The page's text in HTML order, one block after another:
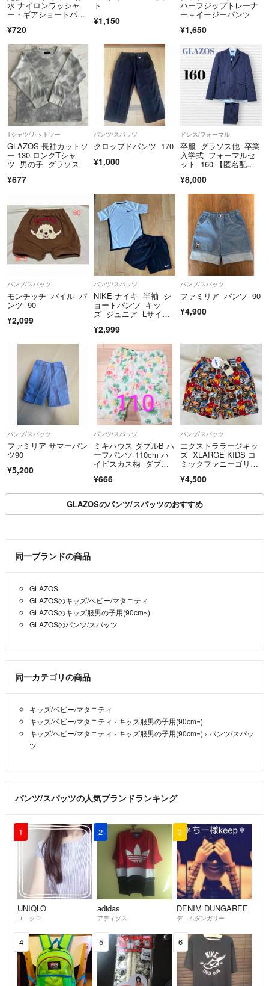
水 ナイロンワッシャ
ー・ギアショートパン
¥720
ト
¥1,150
ハーフジップトレーナ
ー＋イージーパンツ
¥1,650
Tシャツ/カットソー
GLAZOS 長袖カットソ
ー 130 ロングTシャ
ツ 男の子 グラソス
¥677
パンツ/スパッツ
クロップドパンツ 170
¥1,000
ドレス/フォーマル
卒服 グラソス他 卒業
入学式 フォーマルセ
ット 160 【匿名配
¥8,000
パンツ/スパッツ
モンチッチ パイル パ
ンツ 90
¥2,099
パンツ/スパッツ
NIKE ナイキ 半袖 シ
ョートパンツ キッ
ズ ジュニア Lサイ
¥2,999
パンツ/スパッツ
ファミリア パンツ 90
¥4,900
パンツ/スパッツ
ファミリア サマーパン
ツ90
¥5,200
パンツ/スパッツ
ミキハウス ダブルB ハ
ーフパンツ 110cm ハ
イビスカス柄 ダブル
¥666
パンツ/スパッツ
エクストララージキッ
ズ XLARGE KIDS コ
ミックファニーゴリ
¥4,500
GLAZOSのパンツ/スパッツのおすすめ
同一ブランドの商品
GLAZOS
GLAZOSのキッズ/ベビー/マタニティ
GLAZOSのキッズ服男の子用(90cm~)
GLAZOSのパンツ/スパッツ
同一カテゴリの商品
キッズ/ベビー/マタニティ
キッズ/ベビー/マタニティ › キッズ服男の子用(90cm~)
キッズ/ベビー/マタニティ › キッズ服男の子用(90cm~) › パンツ/スパッ
ツ
パンツ/スパッツの人気ブランドランキング
1
UNIQLO
ユニクロ
2
adidas
アディダス
3
DENIM DUNGAREE
デニムダンガリー
4 5 6